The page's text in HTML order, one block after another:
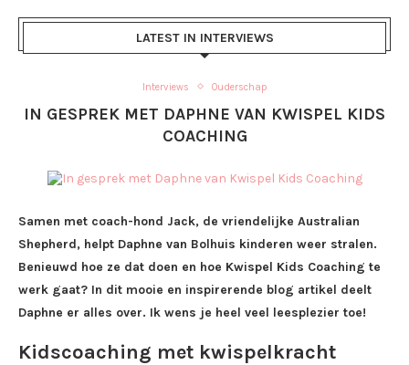
LATEST IN INTERVIEWS
Interviews Ouderschap
IN GESPREK MET DAPHNE VAN KWISPEL KIDS
COACHING
Samen met coach-hond Jack, de vriendelijke Australian
Shepherd, helpt Daphne van Bolhuis kinderen weer stralen.
Benieuwd hoe ze dat doen en hoe Kwispel Kids Coaching te
werk gaat? In dit mooie en inspirerende blog artikel deelt
Daphne er alles over. Ik wens je heel veel leesplezier toe!
Kidscoaching met kwispelkracht